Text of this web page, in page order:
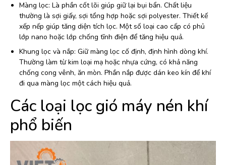
Màng lọc: Là phần cốt lõi giúp giữ lại bụi bẩn. Chất liệu
thường là sợi giấy, sợi tổng hợp hoặc sợi polyester. Thiết kế
xếp nếp giúp tăng diện tích lọc. Một số loại cao cấp có phủ
lớp nano hoặc lớp chống tĩnh điện để tăng hiệu quả.
Khung lọc và nắp: Giữ màng lọc cố định, định hình dòng khí.
Thường làm từ kim loại mạ hoặc nhựa cứng, có khả năng
chống cong vênh, ăn mòn. Phần nắp được dán keo kín để khí
đi qua màng lọc một cách hiệu quả.
Các loại lọc gió máy nén khí
phổ biến